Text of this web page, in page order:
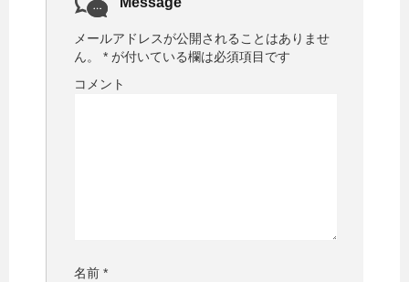
メールアドレスが公開されることはありませ
ん。
* が付いている欄は必須項目です
コメント
名前 *